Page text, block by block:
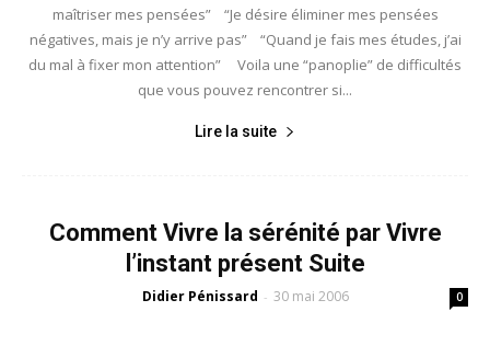
maîtriser mes pensées” “Je désire éliminer mes pensées
négatives, mais je n’y arrive pas” “Quand je fais mes études, j’ai
du mal à fixer mon attention” Voila une “panoplie” de difficultés
que vous pouvez rencontrer si...
Lire la suite
Comment Vivre la sérénité par Vivre
l’instant présent Suite
Didier Pénissard - 30 mai 2006 0